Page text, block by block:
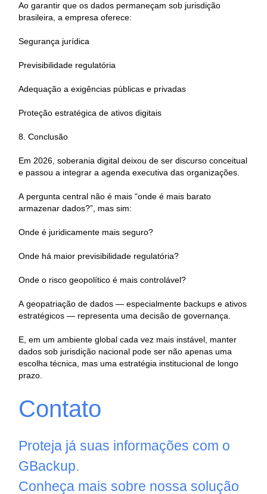
Ao garantir que os dados permaneçam sob jurisdição
brasileira, a empresa oferece:
Segurança jurídica
Previsibilidade regulatória
Adequação a exigências públicas e privadas
Proteção estratégica de ativos digitais
8. Conclusão
Em 2026, soberania digital deixou de ser discurso conceitual
e passou a integrar a agenda executiva das organizações.
A pergunta central não é mais “onde é mais barato
armazenar dados?”, mas sim:
Onde é juridicamente mais seguro?
Onde há maior previsibilidade regulatória?
Onde o risco geopolítico é mais controlável?
A geopatriação de dados — especialmente backups e ativos
estratégicos — representa uma decisão de governança.
E, em um ambiente global cada vez mais instável, manter
dados sob jurisdição nacional pode ser não apenas uma
escolha técnica, mas uma estratégia institucional de longo
prazo.
Contato
Proteja já suas informações com o
GBackup.
Conheça mais sobre nossa solução